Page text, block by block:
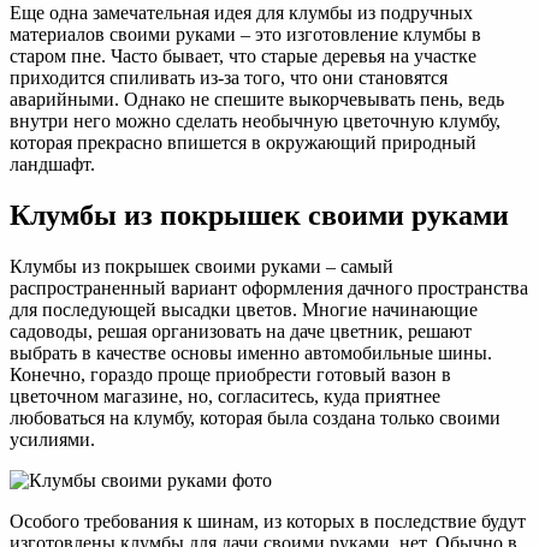
Еще одна замечательная идея для клумбы из подручных
материалов своими руками – это изготовление клумбы в
старом пне. Часто бывает, что старые деревья на участке
приходится спиливать из-за того, что они становятся
аварийными. Однако не спешите выкорчевывать пень, ведь
внутри него можно сделать необычную цветочную клумбу,
которая прекрасно впишется в окружающий природный
ландшафт.
Клумбы из покрышек своими руками
Клумбы из покрышек своими руками – самый
распространенный вариант оформления дачного пространства
для последующей высадки цветов. Многие начинающие
садоводы, решая организовать на даче цветник, решают
выбрать в качестве основы именно автомобильные шины.
Конечно, гораздо проще приобрести готовый вазон в
цветочном магазине, но, согласитесь, куда приятнее
любоваться на клумбу, которая была создана только своими
усилиями.
Особого требования к шинам, из которых в последствие будут
изготовлены клумбы для дачи своими руками, нет. Обычно в